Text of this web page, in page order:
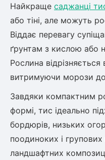
Чемерник
Рослини що
Гліцинія
Жимолость
Плющ
Клематіс
Найкраще саджанці
або тіні, але можуть
Віддає перевагу
ґрунтам з кислою або
Рослина
витримуючи морози
Завдяки компактним
формі, тис ідеально
бордюрів, низьких
поодиноких і
ландшафтних